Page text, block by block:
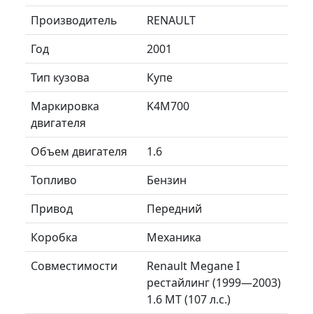
Производитель
RENAULT
Год
2001
Тип кузова
Купе
Маркировка
двигателя
K4M700
Объем двигателя
1.6
Топливо
Бензин
Привод
Передний
Коробка
Механика
Совместимости
Renault Megane I
рестайлинг (1999—2003)
1.6 MT (107 л.с.)